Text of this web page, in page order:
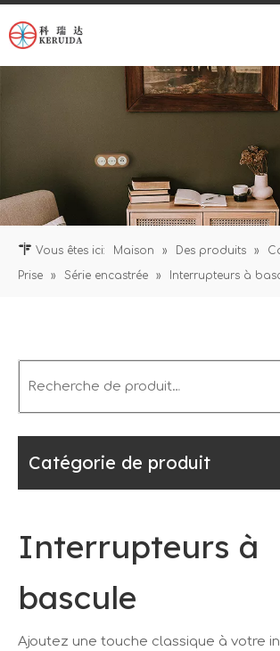
Vous êtes ici: Maison » Des produits »
Prise
» Série encastrée » Interrupteurs à
Catégorie de produit
Interrupteurs à
bascule
Ajoutez une touche classique à votre